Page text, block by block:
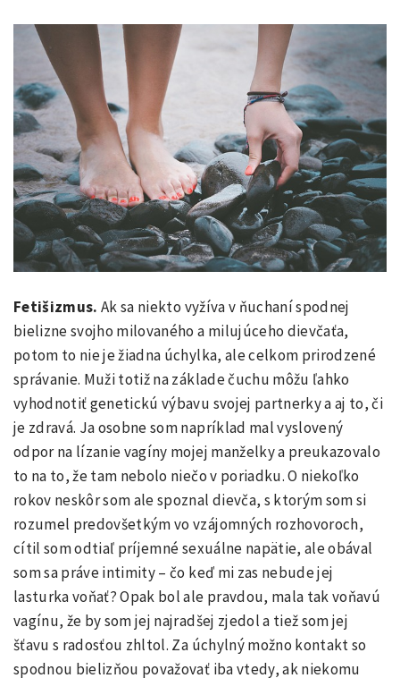
Fetišizmus.Ak sa niekto vyžíva v ňuchaní spodnej
bielizne svojho milovaného a milujúceho dievčaťa,
potom to nie je žiadna úchylka, ale celkom prirodzené
správanie. Muži totiž na základe čuchu môžu ľahko
vyhodnotiť genetickú výbavu svojej partnerky a aj to, či
je zdravá. Ja osobne som napríklad mal vyslovený
odpor na lízanie vagíny mojej manželky a preukazovalo
to na to, že tam nebolo niečo v poriadku. O niekoľko
rokov neskôr som ale spoznal dievča, s ktorým som si
rozumel predovšetkým vo vzájomných rozhovoroch,
cítil som odtiaľ príjemné sexuálne napätie, ale obával
som sa práve intimity – čo keď mi zas nebude jej
lasturka voňať? Opak bol ale pravdou, mala tak voňavú
vagínu, že by som jej najradšej zjedol a tiež som jej
šťavu s radosťou zhltol. Za úchylný možno kontakt so
spodnou bielizňou považovať iba vtedy, ak niekomu